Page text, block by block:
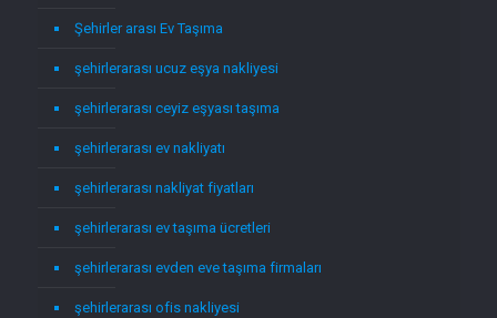
Şehirler arası Ev Taşıma
şehirlerarası ucuz eşya nakliyesi
şehirlerarası ceyiz eşyası taşıma
şehirlerarası ev nakliyatı
şehirlerarası nakliyat fiyatları
şehirlerarası ev taşıma ücretleri
şehirlerarası evden eve taşıma firmaları
şehirlerarası ofis nakliyesi